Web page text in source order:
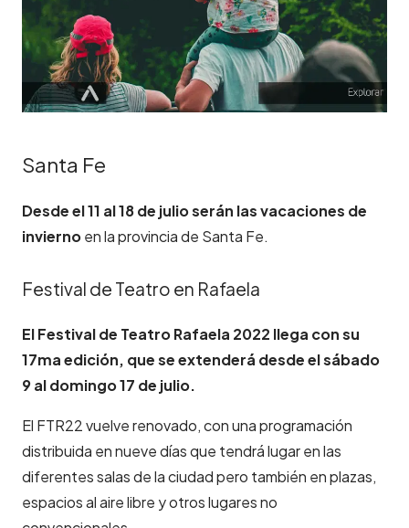
Santa Fe
Desde el 11 al 18 de julio serán las vacaciones de
inviernoen la provincia de Santa Fe.
Festival de Teatro en Rafaela
El Festival de Teatro Rafaela 2022 llega con su
17ma edición, que se extenderá desde el sábado
9 al domingo 17 de julio.
El FTR22 vuelve renovado, con una programación
distribuida en nueve días que tendrá lugar en las
diferentes salas de la ciudad pero también en plazas,
espacios al aire libre y otros lugares no